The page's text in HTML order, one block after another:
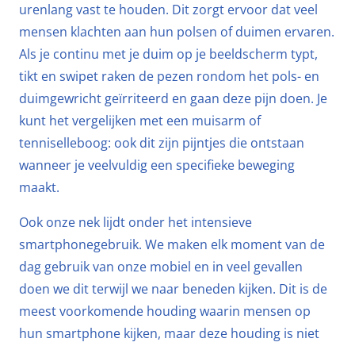
urenlang vast te houden. Dit zorgt ervoor dat veel
mensen klachten aan hun polsen of duimen ervaren.
Als je continu met je duim op je beeldscherm typt,
tikt en swipet raken de pezen rondom het pols- en
duimgewricht geïrriteerd en gaan deze pijn doen. Je
kunt het vergelijken met een muisarm of
tenniselleboog: ook dit zijn pijntjes die ontstaan
wanneer je veelvuldig een specifieke beweging
maakt.
Ook onze nek lijdt onder het intensieve
smartphonegebruik. We maken elk moment van de
dag gebruik van onze mobiel en in veel gevallen
doen we dit terwijl we naar beneden kijken. Dit is de
meest voorkomende houding waarin mensen op
hun smartphone kijken, maar deze houding is niet